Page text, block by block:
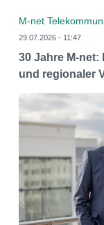
M-net
29.07.2026 - 11:47
30 Jahre M-
und regionaler